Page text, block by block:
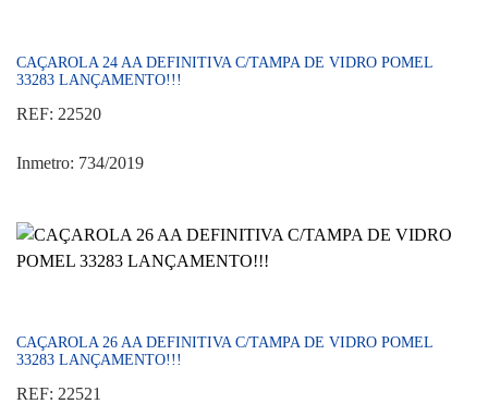
CAÇAROLA 24 AA DEFINITIVA C/TAMPA DE VIDRO POMEL
33283 LANÇAMENTO!!!
REF: 22520
Inmetro: 734/2019
CAÇAROLA 26 AA DEFINITIVA C/TAMPA DE VIDRO POMEL
33283 LANÇAMENTO!!!
REF: 22521